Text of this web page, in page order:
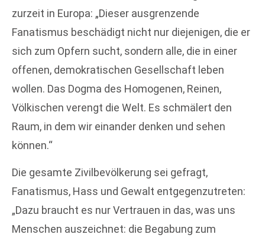
zurzeit in Europa: „Dieser ausgrenzende
Fanatismus beschädigt nicht nur diejenigen, die er
sich zum Opfern sucht, sondern alle, die in einer
offenen, demokratischen Gesellschaft leben
wollen. Das Dogma des Homogenen, Reinen,
Völkischen verengt die Welt. Es schmälert den
Raum, in dem wir einander denken und sehen
können.“
Die gesamte Zivilbevölkerung sei gefragt,
Fanatismus, Hass und Gewalt entgegenzutreten:
„Dazu braucht es nur Vertrauen in das, was uns
Menschen auszeichnet: die Begabung zum